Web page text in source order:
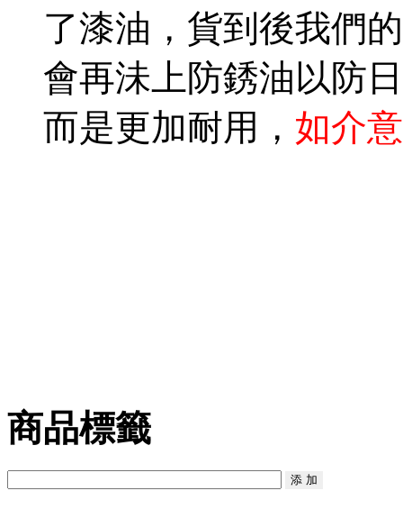
了漆油，貨到後我們
會再沬上防銹油以防
而是更加耐用， 如介
商品標籤